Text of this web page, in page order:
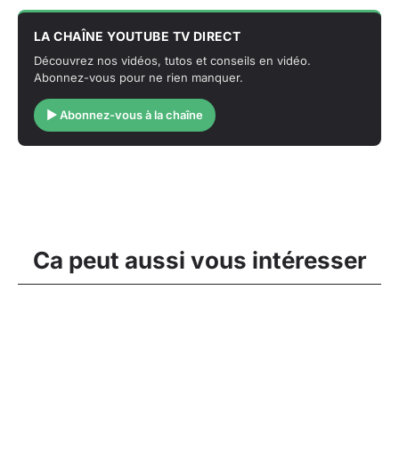
LA CHAÎNE YOUTUBE TV DIRECT
Découvrez nos vidéos, tutos et conseils en vidéo.
Abonnez-vous pour ne rien manquer.
▶ Abonnez-vous à la chaîne
Ca peut aussi vous intéresser